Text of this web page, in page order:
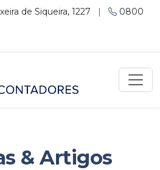
de Siqueira, 1227 |
0800
& Artigos